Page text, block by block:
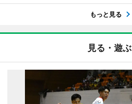
もっと見る
見る・遊ぶ